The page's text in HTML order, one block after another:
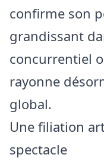
confirme son
grandissant
concurrentiel
rayonne
global.
Une filiation
spectacle